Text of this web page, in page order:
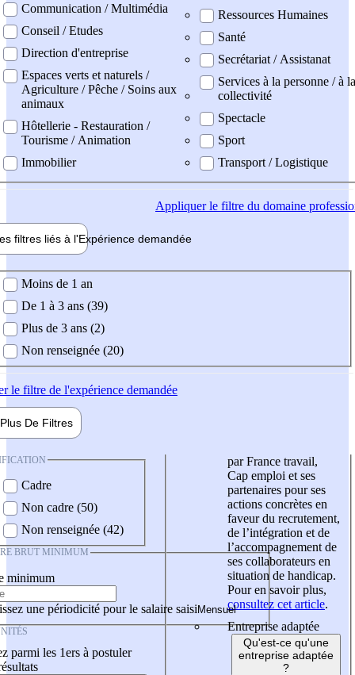
Communication / Multimédia
Conseil / Etudes
Direction d'entreprise
Espaces verts et naturels /
Agriculture / Pêche / Soins aux
animaux
Hôtellerie - Restauration /
Tourisme / Animation
Immobilier
Ressources Humaines
Santé
Secrétariat / Assistanat
Services à la personne / à la
collectivité
Spectacle
Sport
Transport / Logistique
Appliquerle filtre du domaine
filtres liés à l'Expérience demandée
demandée
Moins de 1 an
De 1 à 3 ans (39)
Plus de 3 ans (2)
Non renseignée (20)
le filtre de l'expérience demandée
Plus De Filtres
Cadre
Non cadre (50)
Non renseignée (42)
BRUT MINIMUM
minimum
une périodicité pour le salaire saisi
parmi les 1ers à postuler
par France travail,
Cap emploi et ses
partenaires pour ses
actions concrètes en
faveur du recrutement,
de l’intégration et de
l’accompagnement de
ses collaborateurs en
situation de handicap.
Pour en savoir plus,
consultez cet article.
Entreprise adaptée
Qu'est-ce qu'une
entreprise adaptée
?